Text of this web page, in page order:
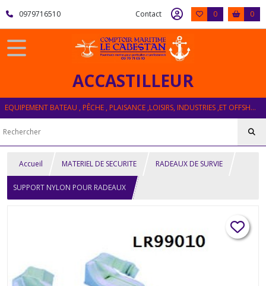
0979716510 Contact 0 0
ACCASTILLEUR
EQUIPEMENT BATEAU , PÊCHE , PLAISANCE ,LOISIRS, INDUSTRIES ,ET OFFSHORE
Accueil MATERIEL DE SECURITE RADEAUX DE SURVIE
SUPPORT NYLON POUR RADEAUX